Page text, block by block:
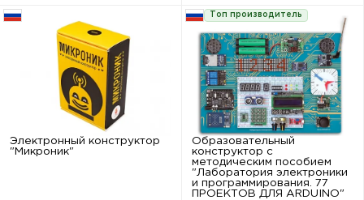
Электронный конструктор
"Микроник"
Топ производитель
Образовательный
конструктор с
методическим пособием
"Лаборатория электроники
и программирования. 77
ПРОЕКТОВ ДЛЯ ARDUINO"